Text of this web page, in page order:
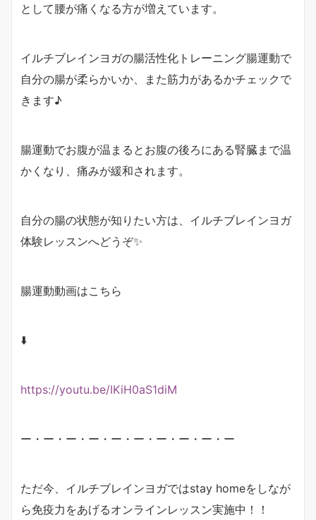
として腰が痛くなる方が増えています。
イルチブレインヨガの腸活性化トレーニング腸運動で
自分の腸が柔らかいか、また筋力があるかチェックで
きます♪
腸運動でお腹が温まるとお腹の後ろにある腎臓まで温
かくなり、痛みが緩和されます。
自分の腸の状態が知りたい方は、イルチブレインヨガ
体験レッスンへどうぞ✨
腸運動動画はこちら
⬇️
https://youtu.be/IKiH0aS1diM
ー・ー・ー・ー・ー・ー・ー・ー・ー・ー
ただ今、イルチブレインヨガではstay homeをしなが
ら免疫力をあげるオンラインレッスン実施中！！